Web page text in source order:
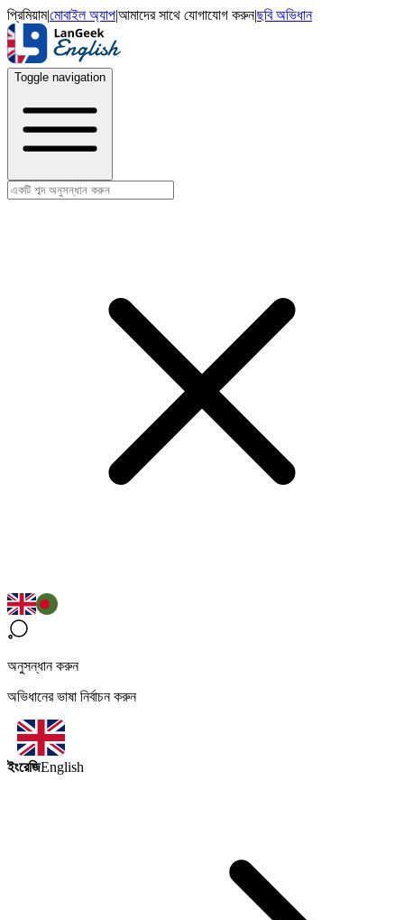
প্রিমিয়াম|মোবাইল অ্যাপ|আমাদের সাথে যোগাযোগ করুন|ছবি অভিধান
Toggle navigation
অনুসন্ধান করুন
অভিধানের ভাষা নির্বাচন করুন
ইংরেজিEnglish